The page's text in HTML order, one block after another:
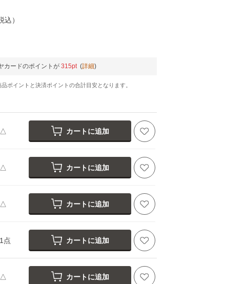
込）
カードのポイントが 315pt (詳細)
ポイントと決済ポイントの合計目安となります。
カートに追加
カートに追加
カートに追加
点
カートに追加
カートに追加